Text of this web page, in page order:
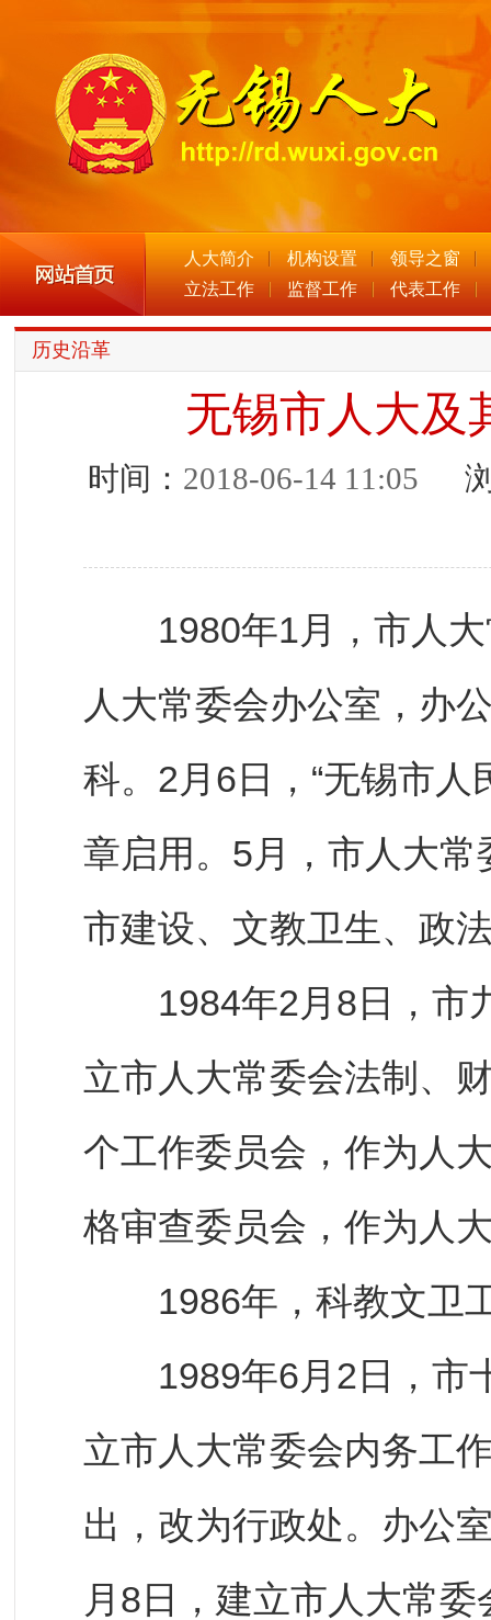
人大简介 机构设置
领导之窗
立法工作
监督工作 代表工作
历史沿革
无锡市人大及
时间： 2018-06-14 11:05 浏
1980年1月，市人大
人大常委会办公室，办
科。2月6日，“无锡市人
章启用。5月，市人大
市建设、文教卫生、政
1984年2月8日，市九
立市人大常委会法制、
个工作委员会，作为人
格审查委员会，作为人
1986年，科教文卫工
1989年6月2日，市十
立市人大常委会内务工
出，改为行政处。办公
月8日，建立市人大常